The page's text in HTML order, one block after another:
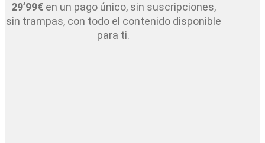
29’99€en un pago único, sin suscripciones,
sin trampas, con todo el contenido disponible
para ti.